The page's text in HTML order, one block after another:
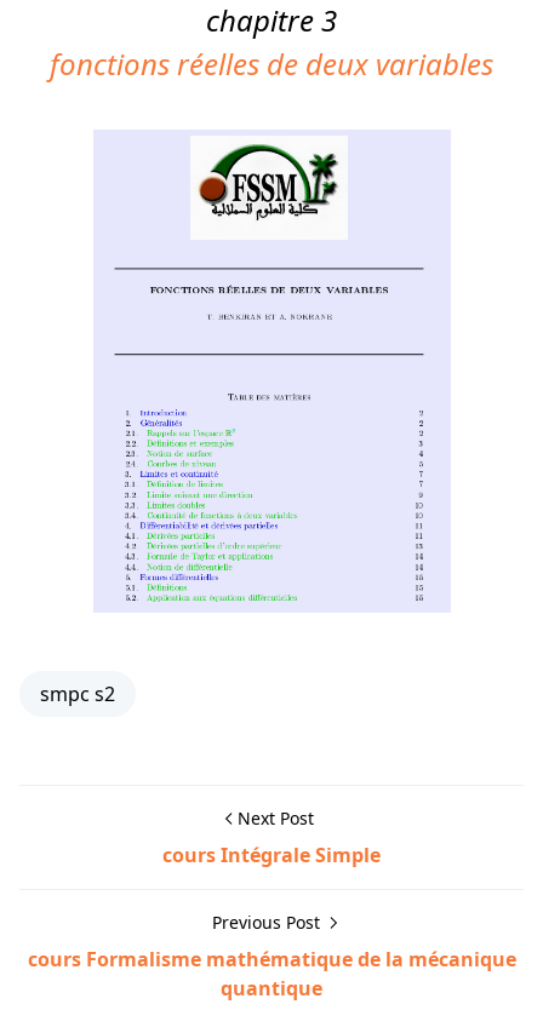
chapitre 3
fonctions réelles de deux variables
smpc s2
Next Post
cours Intégrale Simple
Previous Post
cours Formalisme mathématique de la mécanique
quantique